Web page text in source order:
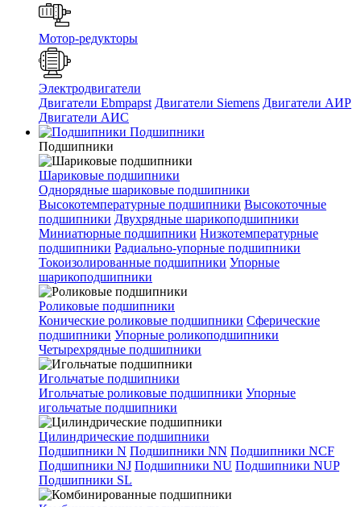
Мотор-редукторы
Электродвигатели
Двигатели Ebmpapst Двигатели Siemens Двигатели АИР
Двигатели АИС
Подшипники
Подшипники
Шариковые подшипники
Однорядные шариковые подшипники
Высокотемпературные подшипники Высокоточные
подшипники Двухрядные шарикоподшипники
Миниатюрные подшипники Низкотемпературные
подшипники Радиально-упорные подшипники
Токоизолированные подшипники Упорные
шарикоподшипники
Роликовые подшипники
Конические роликовые подшипники Сферические
подшипники Упорные роликоподшипники
Четырехрядные подшипники
Игольчатые подшипники
Игольчатые роликовые подшипники Упорные
игольчатые подшипники
Цилиндрические подшипники
Подшипники N Подшипники NN Подшипники NCF
Подшипники NJ Подшипники NU Подшипники NUP
Подшипники SL